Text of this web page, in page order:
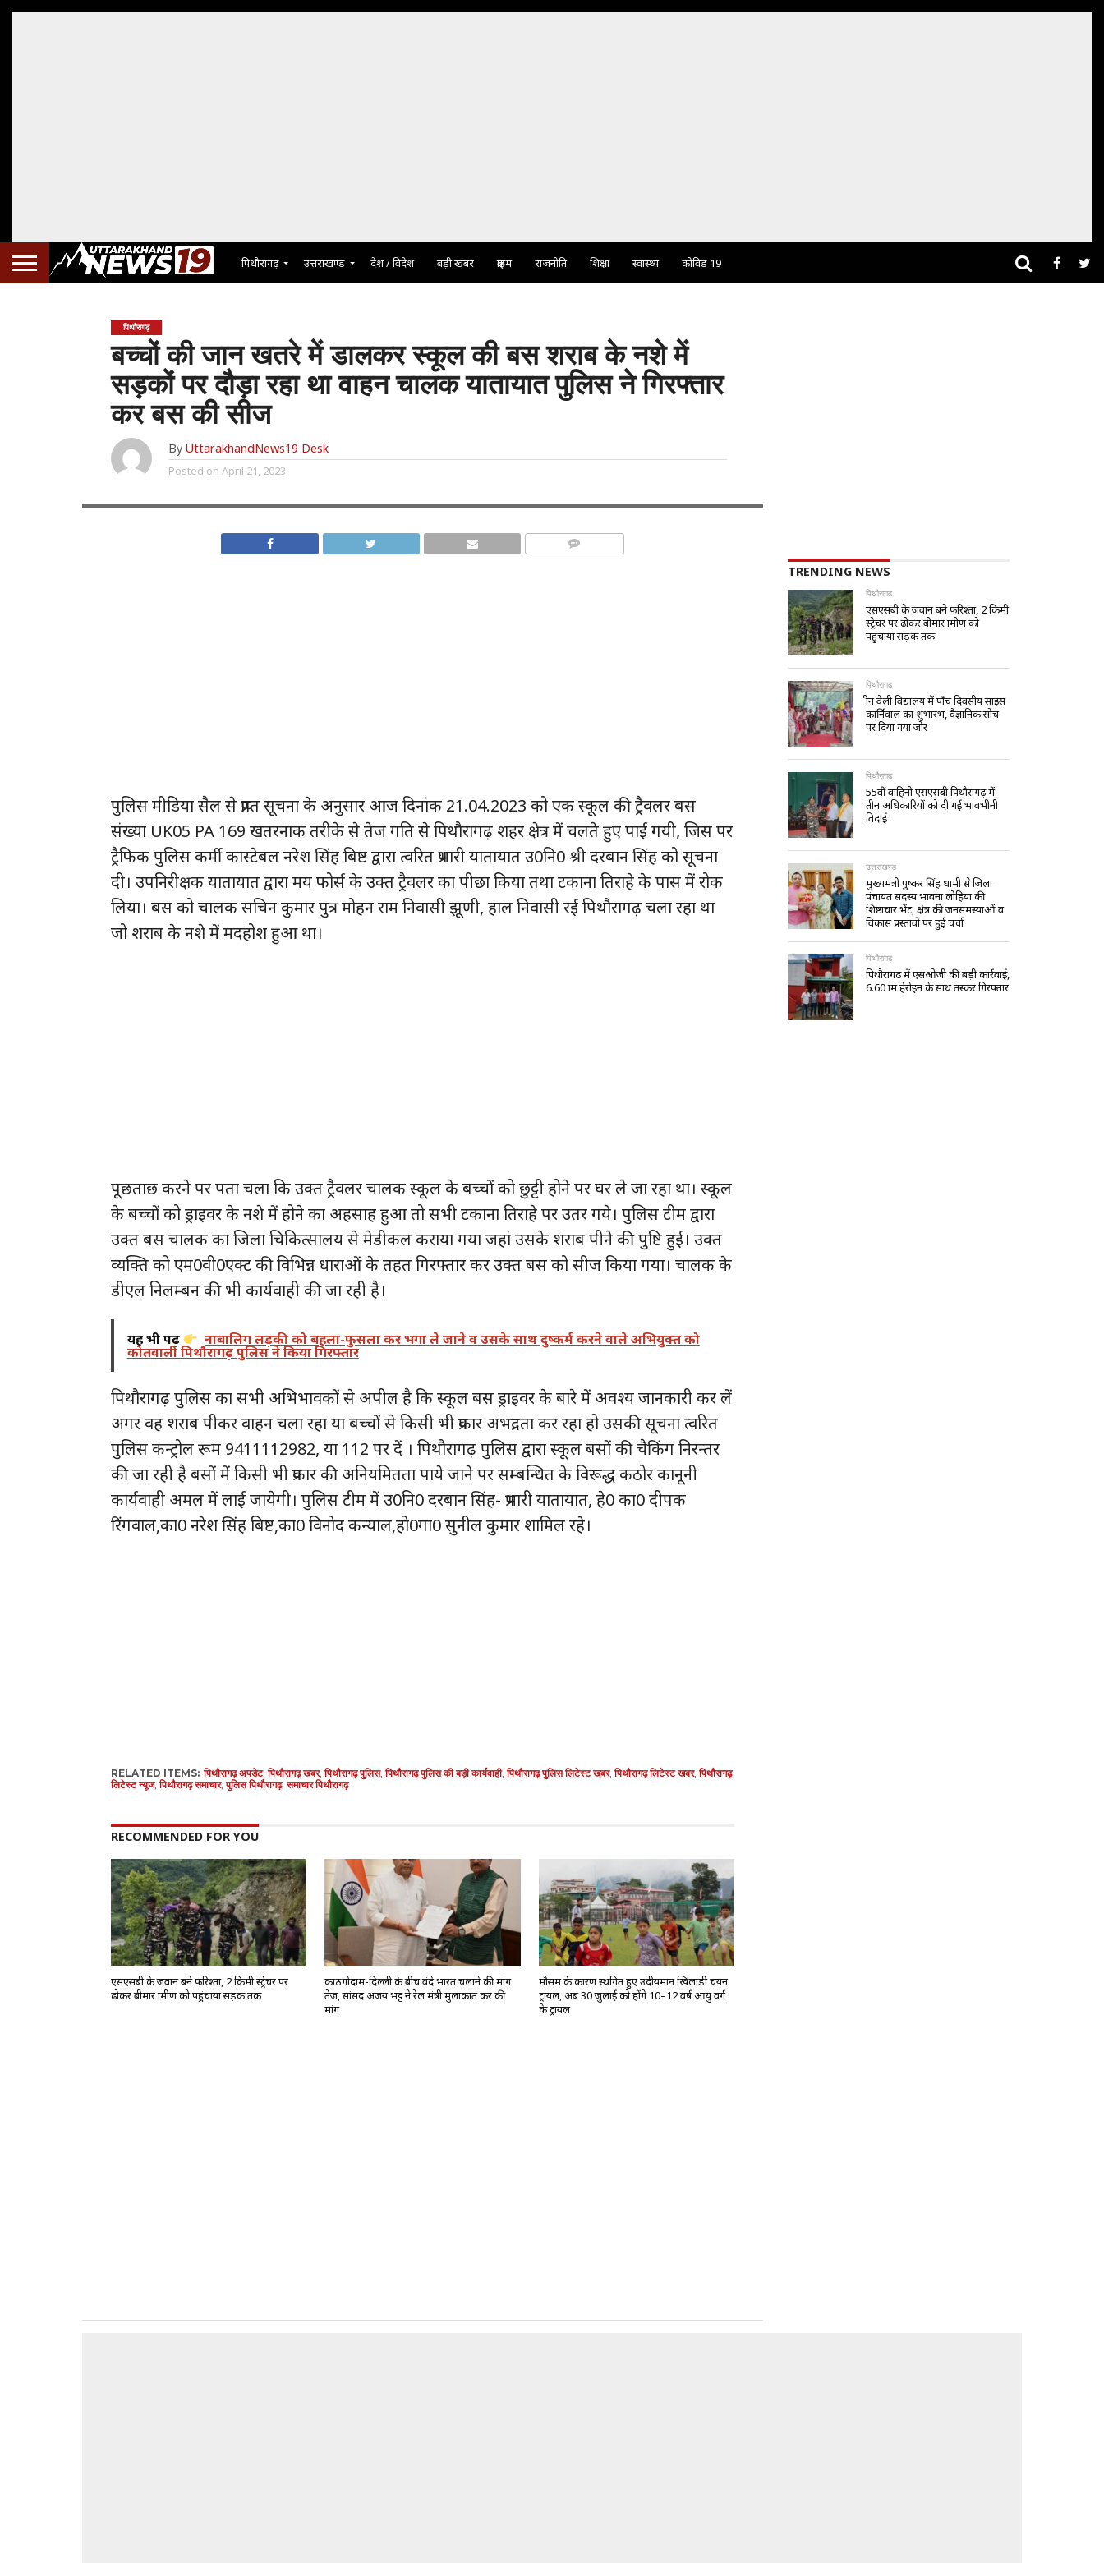
पिथौरागढ़ उत्तराखण्ड देश / विदेश बड़ी खबर क्राइम राजनीति शिक्षा स्वास्थ्य कोविड 19
पिथौरागढ़
बच्चों की जान खतरे में डालकर स्कूल की बस शराब के नशे में
सड़कों पर दौड़ा रहा था वाहन चालक यातायात पुलिस ने गिरफ्तार
कर बस की सीज
By UttarakhandNews19 Desk
Posted on April 21, 2023
पुलिस मीडिया सैल से प्राप्त सूचना के अनुसार आज दिनांक 21.04.2023 को एक स्कूल की ट्रैवलर बस
संख्या UK05 PA 169 खतरनाक तरीके से तेज गति से पिथौरागढ़ शहर क्षेत्र में चलते हुए पाई गयी, जिस पर
ट्रैफिक पुलिस कर्मी कास्टेबल नरेश सिंह बिष्ट द्वारा त्वरित प्रभारी यातायात उ0नि0 श्री दरबान सिंह को सूचना
दी। उपनिरीक्षक यातायात द्वारा मय फोर्स के उक्त ट्रैवलर का पीछा किया तथा टकाना तिराहे के पास में रोक
लिया। बस को चालक सचिन कुमार पुत्र मोहन राम निवासी झूणी, हाल निवासी रई पिथौरागढ़ चला रहा था
जो शराब के नशे में मदहोश हुआ था।
पूछताछ करने पर पता चला कि उक्त ट्रैवलर चालक स्कूल के बच्चों को छुट्टी होने पर घर ले जा रहा था। स्कूल
के बच्चों को ड्राइवर के नशे में होने का अहसाह हुआ तो सभी टकाना तिराहे पर उतर गये। पुलिस टीम द्वारा
उक्त बस चालक का जिला चिकित्सालय से मेडीकल कराया गया जहां उसके शराब पीने की पुष्टि हुई। उक्त
व्यक्ति को एम0वी0एक्ट की विभिन्न धाराओं के तहत गिरफ्तार कर उक्त बस को सीज किया गया। चालक के
डीएल निलम्बन की भी कार्यवाही की जा रही है।
यह भी पढ़ें नाबालिग लड़की को बहला-फुसला कर भगा ले जाने व उसके साथ दुष्कर्म करने वाले अभियुक्त को
कोतवाली पिथौरागढ़ पुलिस ने किया गिरफ्तार
पिथौरागढ़ पुलिस का सभी अभिभावकों से अपील है कि स्कूल बस ड्राइवर के बारे में अवश्य जानकारी कर लें
अगर वह शराब पीकर वाहन चला रहा या बच्चों से किसी भी प्रकार अभद्रता कर रहा हो उसकी सूचना त्वरित
पुलिस कन्ट्रोल रूम 9411112982, या 112 पर दें । पिथौरागढ़ पुलिस द्वारा स्कूल बसों की चैकिंग निरन्तर
की जा रही है बसों में किसी भी प्रकार की अनियमितता पाये जाने पर सम्बन्धित के विरूद्ध कठोर कानूनी
कार्यवाही अमल में लाई जायेगी। पुलिस टीम में उ0नि0 दरबान सिंह- प्रभारी यातायात, हे0 का0 दीपक
रिंगवाल,का0 नरेश सिंह बिष्ट,का0 विनोद कन्याल,हो0गा0 सुनील कुमार शामिल रहे।
RELATED ITEMS: पिथौरागढ़ अपडेट,पिथौरागढ़ खबर,पिथौरागढ़ पुलिस,पिथौरागढ़ पुलिस की बड़ी कार्यवाही,पिथौरागढ़ पुलिस लिटेस्ट खबर,पिथौरागढ़ लिटेस्ट खबर,पिथौरागढ़
लिटेस्ट न्यूज,पिथौरागढ़ समाचार,पुलिस पिथौरागढ़,समाचार पिथौरागढ़
RECOMMENDED FOR YOU
एसएसबी के जवान बने फरिश्ता, 2 किमी स्ट्रेचर पर
ढोकर बीमार ग्रामीण को पहुंचाया सड़क तक
काठगोदाम-दिल्ली के बीच वंदे भारत चलाने की मांग
तेज, सांसद अजय भट्ट ने रेल मंत्री मुलाकात कर की
मांग
मौसम के कारण स्थगित हुए उदीयमान खिलाड़ी चयन
ट्रायल, अब 30 जुलाई को होंगे 10–12 वर्ष आयु वर्ग
के ट्रायल
TRENDING NEWS
पिथौरागढ़
एसएसबी के जवान बने फरिश्ता, 2 किमी
स्ट्रेचर पर ढोकर बीमार ग्रामीण को
पहुंचाया सड़क तक
पिथौरागढ़
ग्रीन वैली विद्यालय में पाँच दिवसीय साइंस
कार्निवाल का शुभारंभ, वैज्ञानिक सोच
पर दिया गया जोर
पिथौरागढ़
55वीं वाहिनी एसएसबी पिथौरागढ़ में
तीन अधिकारियों को दी गई भावभीनी
विदाई
उत्तराखण्ड
मुख्यमंत्री पुष्कर सिंह धामी से जिला
पंचायत सदस्य भावना लोहिया की
शिष्टाचार भेंट, क्षेत्र की जनसमस्याओं व
विकास प्रस्तावों पर हुई चर्चा
पिथौरागढ़
पिथौरागढ़ में एसओजी की बड़ी कार्रवाई,
6.60 ग्राम हेरोइन के साथ तस्कर गिरफ्तार